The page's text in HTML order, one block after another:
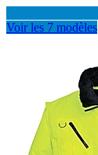
Voir les 7 modèles